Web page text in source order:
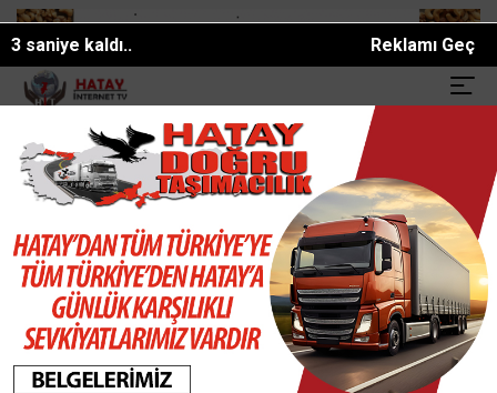
Reklamı Geç
1 saniye kaldı..
SON DAKİKA:
olan kepçeye kumlu müdahale Antalyada denize giren 2 arkadaş
Ünlüler Hatay
İtalya'daki hastanelerde korona
koridorları!